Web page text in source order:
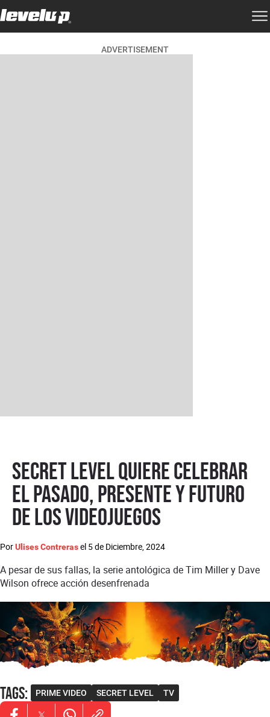
ADVERTISEMENT
Secret Level quiere celebrar
el pasado, presente y futuro
de los videojuegos
PorUlises Contrerasel 5 de Diciembre, 2024
A pesar de sus fallas, la serie antológica de Tim Miller y Dave
Wilson ofrece acción desenfrenada
Tags: PRIME VIDEO SECRET LEVEL TV